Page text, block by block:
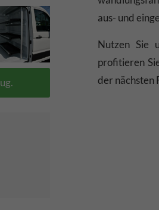
aus- und
Nutzen Sie
profitieren
der nächsten